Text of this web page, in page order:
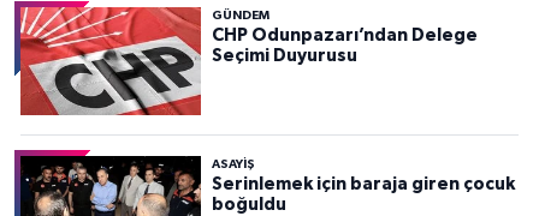
GÜNDEM
CHP Odunpazarı’ndan Delege
Seçimi Duyurusu
ASAYİŞ
Serinlemek için baraja giren çocuk
boğuldu